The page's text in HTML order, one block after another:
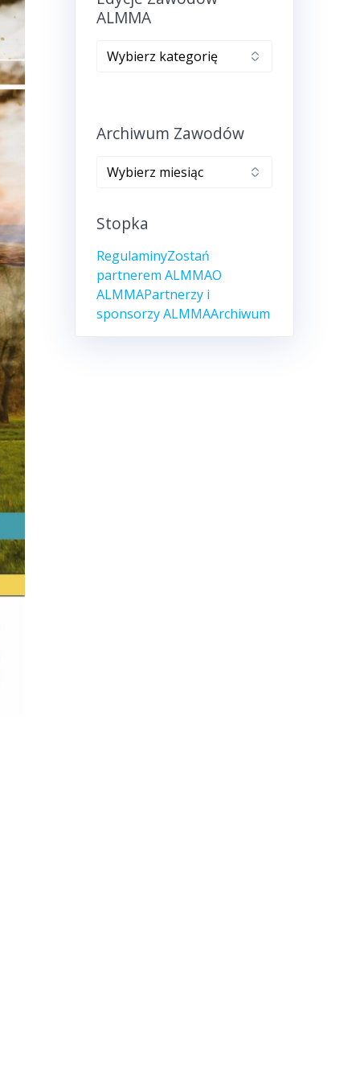
ALMMA
Edycje
zawodów
Archiwum Zawodów
Archiwum
zawodów
Stopka
RegulaminyZostań
partnerem ALMMAO
ALMMAPartnerzy i
sponsorzy ALMMAArchiwum